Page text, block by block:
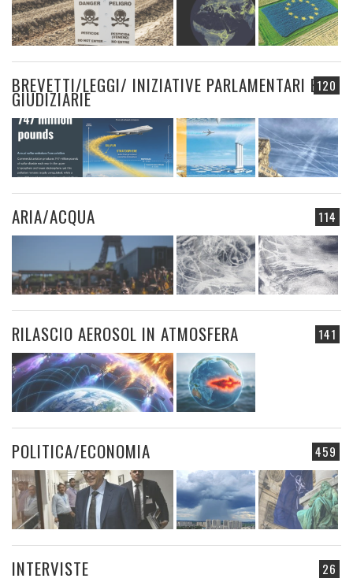
120
BREVETTI/LEGGI/ INIZIATIVE PARLAMENTARI E
GIUDIZIARIE
114
ARIA/ACQUA
141
RILASCIO AEROSOL IN ATMOSFERA
459
POLITICA/ECONOMIA
26
INTERVISTE